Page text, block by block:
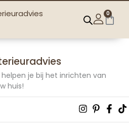
0
helpen je bij het inrichten van
huis!
Instagram
p f